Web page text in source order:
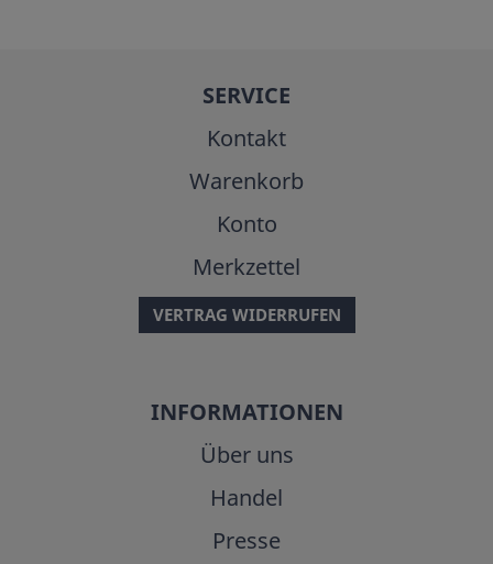
SERVICE
Kontakt
Warenkorb
Konto
Merkzettel
VERTRAG WIDERRUFEN
INFORMATIONEN
Über uns
Handel
Presse